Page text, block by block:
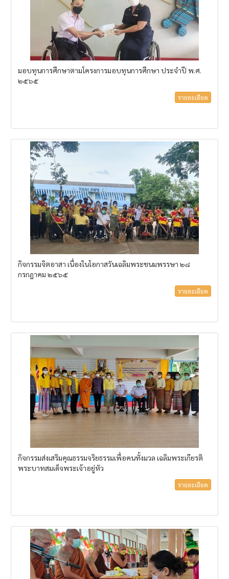
มอบทุนการศึกษาตามโครงการมอบทุนการศึกษา ประจำปี พ.ศ.
๒๕๖๕
รายละเอียด
กิจกรรมจิตอาสา เนื่องในโอกาสวันเฉลิมพระชนมพรรษา ๒๘
กรกฎาคม ๒๕๖๕
รายละเอียด
กิจกรรมส่งเสริมคุณธรรมจริยธรรมเพื่อคนทั้งมวล เฉลิมพระเกียรติ
พระบาทสมเด็จพระเจ้าอยู่หัว
รายละเอียด